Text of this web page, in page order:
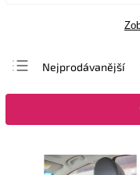
Nejprodávanější
Nejlevnější